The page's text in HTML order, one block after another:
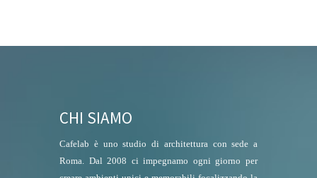
CHI SIAMO
Cafelab è uno studio di architettura con sede a
Roma. Dal 2008 ci impegnamo ogni giorno per